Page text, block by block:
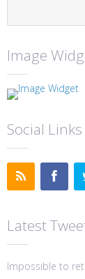
Image
Social Links
Latest
Impossible to